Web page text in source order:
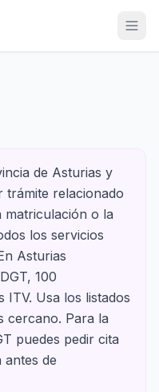
de Asturias y
trámite relacionado
o la
los servicios
Asturias
100
ITV. Usa los listados
cercano. Para la
puedes pedir cita
antes de